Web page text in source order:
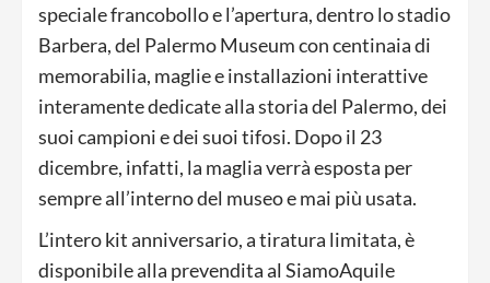
speciale francobollo e l’apertura, dentro lo stadio
Barbera, del Palermo Museum con centinaia di
memorabilia, maglie e installazioni interattive
interamente dedicate alla storia del Palermo, dei
suoi campioni e dei suoi tifosi. Dopo il 23
dicembre, infatti, la maglia verrà esposta per
sempre all’interno del museo e mai più usata.
L’intero kit anniversario, a tiratura limitata, è
disponibile alla prevendita al SiamoAquile